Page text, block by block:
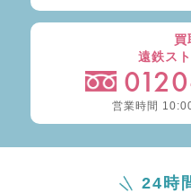
買
遠鉄ス
営業時間
24時